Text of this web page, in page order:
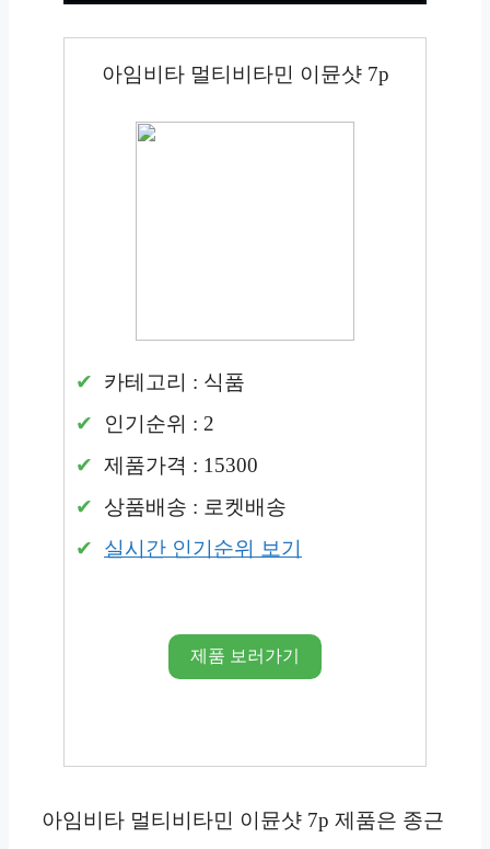
아임비타 멀티비타민 이뮨샷 7p
카테고리 : 식품
인기순위 : 2
제품가격 : 15300
상품배송 : 로켓배송
실시간 인기순위 보기
제품 보러가기
아임비타 멀티비타민 이뮨샷 7p 제품은 종근